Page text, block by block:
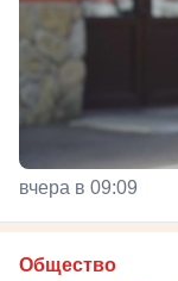
вчера в 09:09
Общество